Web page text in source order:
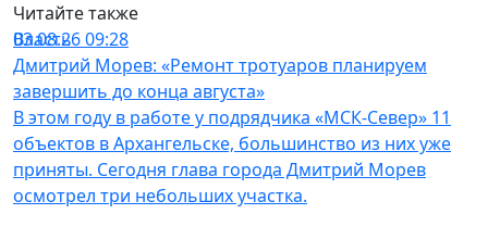
Читайте также
Власть
03.08.26 09:28
Дмитрий Морев: «Ремонт тротуаров планируем
завершить до конца августа»
В этом году в работе у подрядчика «МСК-Север» 11
объектов в Архангельске, большинство из них уже
приняты. Сегодня глава города Дмитрий Морев
осмотрел три небольших участка.